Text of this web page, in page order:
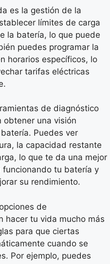
es la gestión de la
límites de carga
la batería, lo que puede
puedes programar la
horarios específicos, lo
tarifas eléctricas
de diagnóstico
obtener una visión
Puedes ver
la capacidad restante
lo que te da una mejor
funcionando tu batería y
su rendimiento.
de
hacer tu vida mucho más
para que ciertas
cuando se
Por ejemplo, puedes